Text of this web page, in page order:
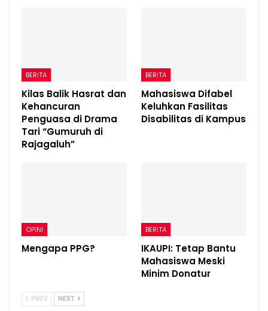
BERITA
Kilas Balik Hasrat dan
Kehancuran
Penguasa di Drama
Tari “Gumuruh di
Rajagaluh”
BERITA
Mahasiswa Difabel
Keluhkan Fasilitas
Disabilitas di Kampus
OPINI
Mengapa PPG?
BERITA
IKAUPI: Tetap Bantu
Mahasiswa Meski
Minim Donatur
PREV NEXT